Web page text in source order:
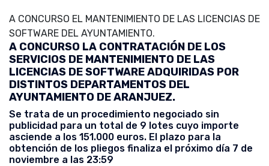
A CONCURSO EL MANTENIMIENTO DE LAS LICENCIAS DE
SOFTWARE DEL AYUNTAMIENTO.
A CONCURSO LA CONTRATACIÓN DE LOS
SERVICIOS DE MANTENIMIENTO DE LAS
LICENCIAS DE SOFTWARE ADQUIRIDAS POR
DISTINTOS DEPARTAMENTOS DEL
AYUNTAMIENTO DE ARANJUEZ.
Se trata de un procedimiento negociado sin
publicidad para un total de 9 lotes cuyo importe
asciende a los 151.000 euros. El plazo para la
obtención de los pliegos finaliza el próximo día 7 de
noviembre a las 23:59